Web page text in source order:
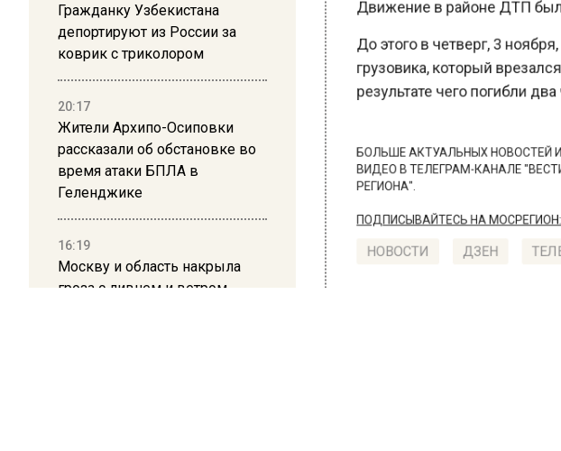
Гражданку Узбекистана
депортируют из России за
коврик с триколором
20:17
Жители Архипо-Осиповки
рассказали об обстановке во
время атаки БПЛА в
Геленджике
16:19
Москву и область накрыла
гроза с ливнем и ветром
Движение в районе ДТП
До этого в четверг, 3
грузовика, который
результате чего погибли два
БОЛЬШЕ АКТУАЛЬНЫХ НОВОСТЕЙ
ВИДЕО В ТЕЛЕГРАМ-КАНАЛЕ